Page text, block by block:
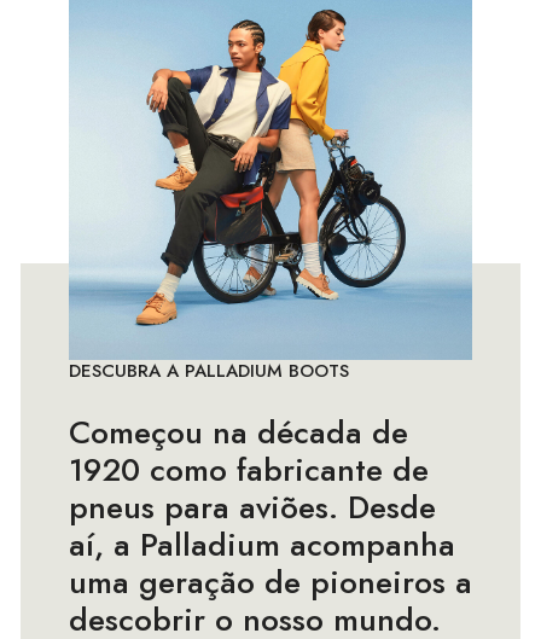
DESCUBRA A PALLADIUM BOOTS
Começou na década de
1920 como fabricante de
pneus para aviões. Desde
aí, a Palladium acompanha
uma geração de pioneiros a
descobrir o nosso mundo.